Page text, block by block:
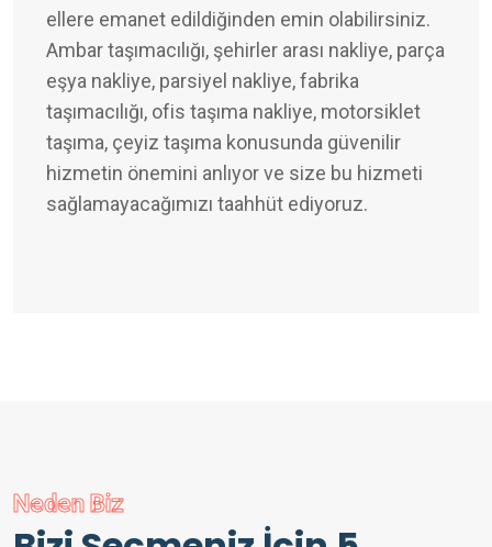
ellere emanet edildiğinden emin olabilirsiniz.
Ambar taşımacılığı, şehirler arası nakliye, parça
eşya nakliye, parsiyel nakliye, fabrika
taşımacılığı, ofis taşıma nakliye, motorsiklet
taşıma, çeyiz taşıma konusunda güvenilir
hizmetin önemini anlıyor ve size bu hizmeti
sağlamayacağımızı taahhüt ediyoruz.
Neden Biz